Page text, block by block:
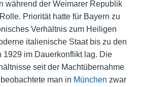
während der Weimarer Republik
Priorität hatte für Bayern zu
Verhältnis zum Heiligen
italienische Staat bis zu den
1929 im Dauerkonflikt lag. Die
seit der Machtübernahme
man in München zwar